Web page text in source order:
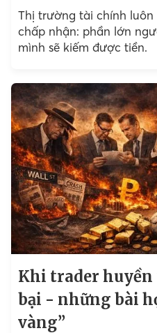
Thị trường tài chính
chấp nhận: phần lớn
mình sẽ kiếm được tiền.
Khi trader
bại - những bài
vàng”